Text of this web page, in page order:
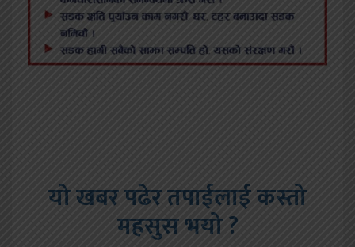
यो खबर पढेर तपाईलाई कस्तो
महसुस भयो ?